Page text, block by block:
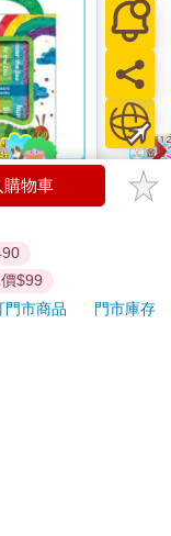
Carle-
Board
訂
購物車
$99
門市商品
門市庫存